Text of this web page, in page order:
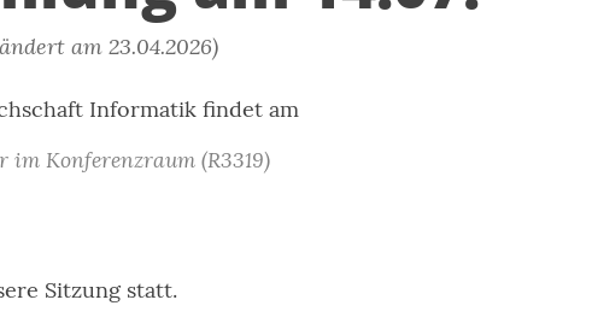
am 23.04.2026)
Informatik findet am
im Konferenzraum (R3319)
Sitzung statt.